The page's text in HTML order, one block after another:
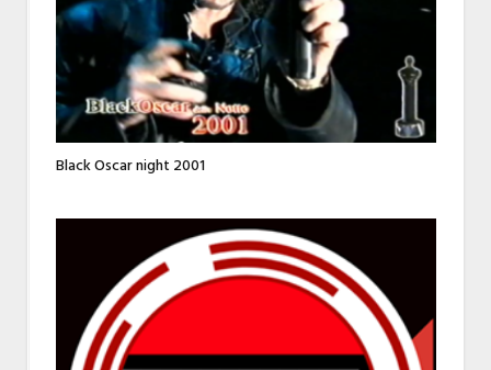
Black Oscar night 2001